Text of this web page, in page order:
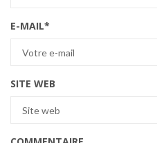
E-MAIL*
SITE WEB